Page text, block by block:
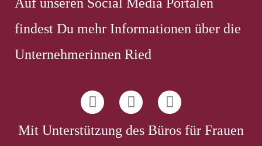
findest Du mehr Informationen über die
Unternehmerinnen Ried
Mit Unterstützung des Büros für Frauen